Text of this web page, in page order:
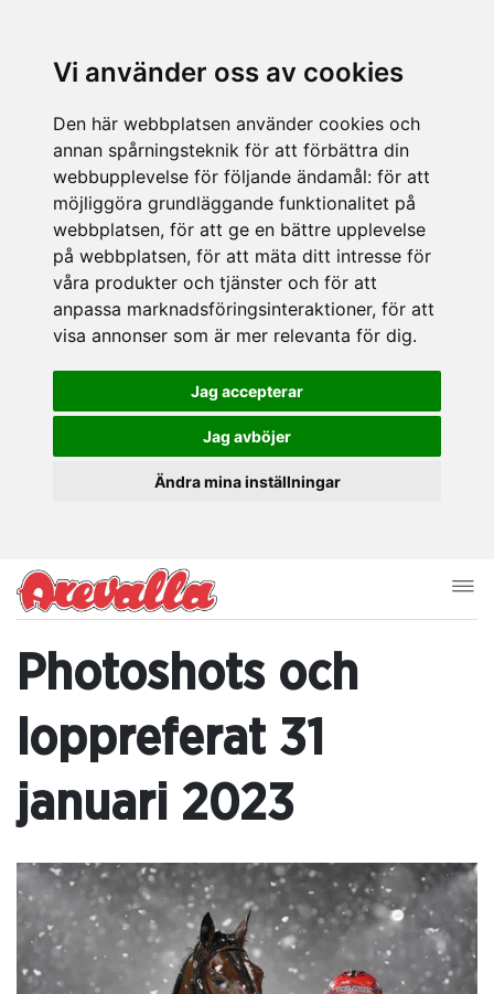
Vi använder oss av cookies
Den här webbplatsen använder cookies och
annan spårningsteknik för att förbättra din
webbupplevelse för följande ändamål: för att
möjliggöra grundläggande funktionalitet på
webbplatsen, för att ge en bättre upplevelse
på webbplatsen, för att mäta ditt intresse för
våra produkter och tjänster och för att
anpassa marknadsföringsinteraktioner, för att
visa annonser som är mer relevanta för dig.
Jag accepterar
Jag avböjer
Ändra mina inställningar
Photoshots och
loppreferat 31
januari 2023